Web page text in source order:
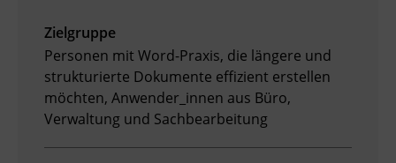
Zielgruppe
Personen mit Word-Praxis, die längere und
strukturierte Dokumente effizient erstellen
möchten, Anwender_innen aus Büro,
Verwaltung und Sachbearbeitung